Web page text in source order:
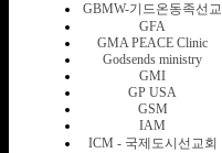
GBMW-기드온동족선교
GFA
GMA PEACE Clinic
Godsends ministry
GMI
GP USA
GSM
IAM
ICM - 국제도시선교회